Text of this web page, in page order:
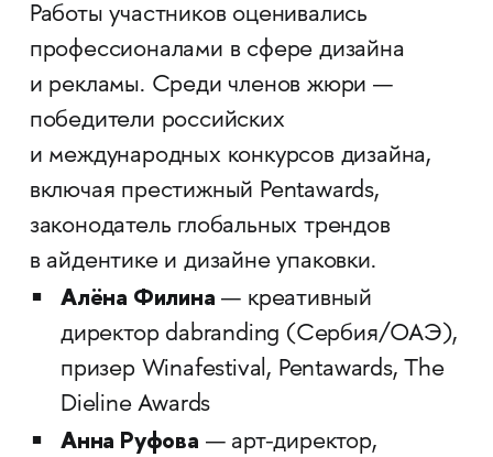
Работы участников оценивались
профессионалами в сфере дизайна
и рекламы. Среди членов жюри —
победители российских
и международных конкурсов дизайна,
включая престижный Pentawards,
законодатель глобальных трендов
в айдентике и дизайне упаковки.
Алёна Филина — креативный
директор dabranding (Сербия/ОАЭ),
призер Winafestival, Pentawards, The
Dieline Awards
Анна Руфова — арт-директор,